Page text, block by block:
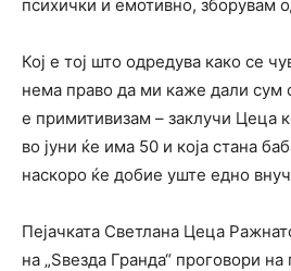
психички и емотивно, зборувам
Кој е тој што одредува како се
нема право да ми каже дали сум
е примитивизам – заклучи Цеца
во јуни ќе има 50 и која стана
наскоро ќе добие уште едно
Пејачката Светлана Цеца
на „Ѕвезда Гранда“ проговори